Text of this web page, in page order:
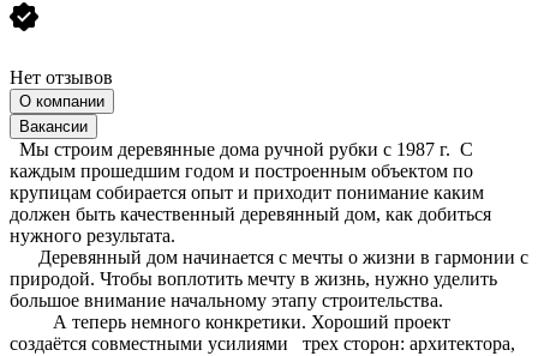
Нет отзывов
О компании
Вакансии
Мы строим деревянные дома ручной рубки с 1987 г. С
каждым прошедшим годом и построенным объектом по
крупицам собирается опыт и приходит понимание каким
должен быть качественный деревянный дом, как добиться
нужного результата.
Деревянный дом начинается с мечты о жизни в гармонии с
природой. Чтобы воплотить мечту в жизнь, нужно уделить
большое внимание начальному этапу строительства.
А теперь немного конкретики. Хороший проект
создаётся совместными усилиями трех сторон: архитектора,